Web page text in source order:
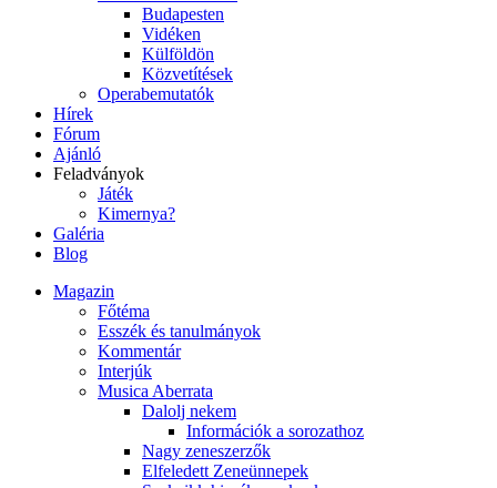
Budapesten
Vidéken
Külföldön
Közvetítések
Operabemutatók
Hírek
Fórum
Ajánló
Feladványok
Játék
Kimernya?
Galéria
Blog
Magazin
Főtéma
Esszék és tanulmányok
Kommentár
Interjúk
Musica Aberrata
Dalolj nekem
Információk a sorozathoz
Nagy zeneszerzők
Elfeledett Zeneünnepek